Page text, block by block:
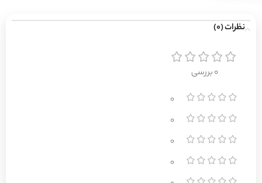
نظرات (0)
0 بررسی
0
0
0
0